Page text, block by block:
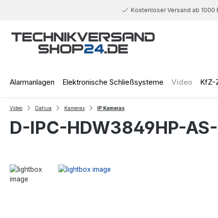
Kostenloser Versand ab 1000
Alarmanlagen Elektronische Schließsysteme Video KfZ-
Video Dahua Kameras IP Kameras
D-IPC-HDW3849HP-